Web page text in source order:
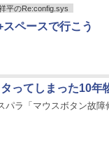
平のRe:config.sys
ペースで行こう
ってしまった10年
パラ「マウスボタン故